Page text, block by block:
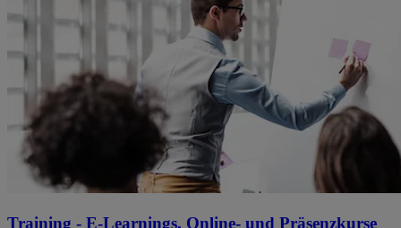
Training - E-Learnings, Online- und Präsenzkurse